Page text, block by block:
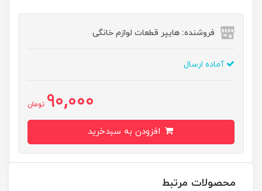
فروشنده: هایپر قطعات لوازم خانگی
آماده ارسال
90,000 تومان
محصولات مرتبط